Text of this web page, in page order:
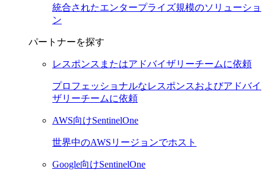
統合されたエンタープライズ規模のソリューショ
ン
パートナーを探す
レスポンスまたはアドバイザリーチームに依頼
プロフェッショナルなレスポンスおよびアドバイ
ザリーチームに依頼
AWS向けSentinelOne
世界中のAWSリージョンでホスト
Google向けSentinelOne